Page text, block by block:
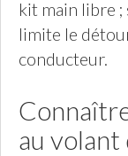
kit main libre ;
limite le
conducteur.
au